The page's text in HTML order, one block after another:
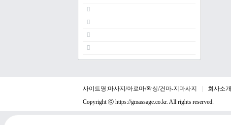
사이트명:마사지/아로마/왁싱/건마-지마사지 회사소개
Copyright ⓒ https://gmassage.co.kr. All rights reserved.